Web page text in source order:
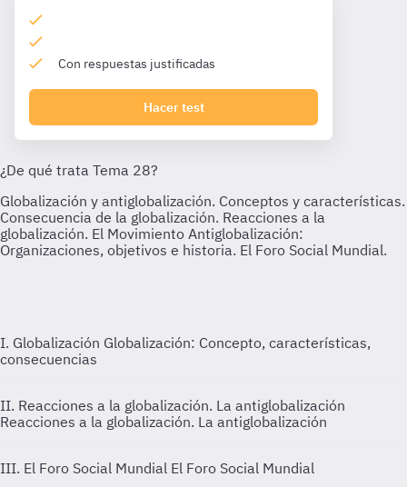
Con respuestas justificadas
Hacer test
I. Globalización Globalización: Concepto, características,
consecuencias
II. Reacciones a la globalización. La antiglobalización
Reacciones a la globalización. La antiglobalización
III. El Foro Social Mundial El Foro Social Mundial